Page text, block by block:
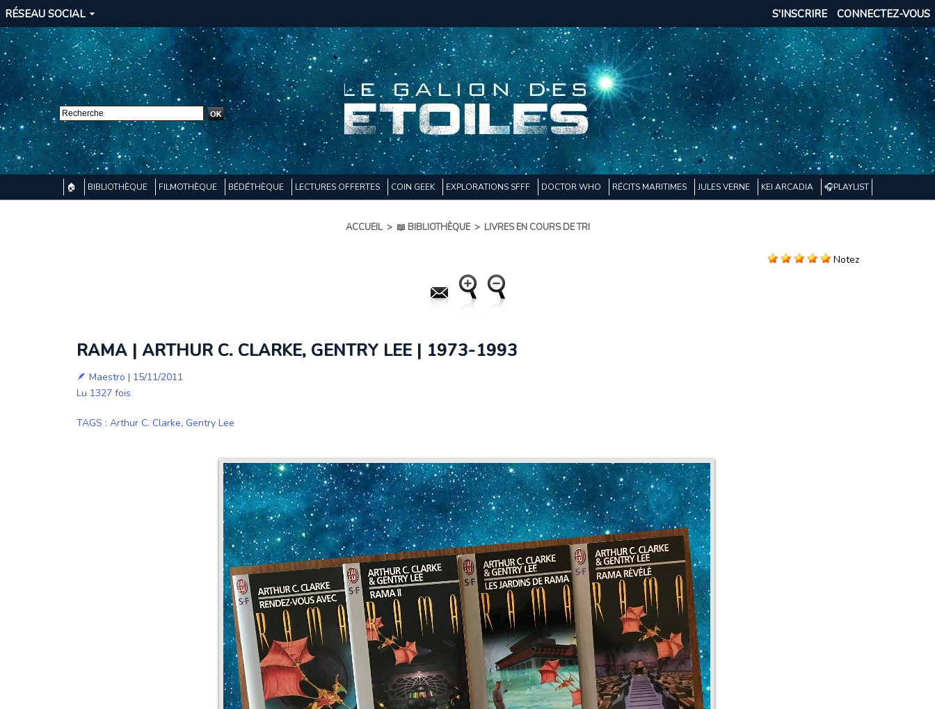
RÉSEAU SOCIAL CONNECTEZ-VOUS
S'INSCRIRE
🏠 BIBLIOTHÈQUE FILMOTHÈQUE BÉDÉTHÈQUE LECTURES OFFERTES COIN GEEK EXPLORATIONS SFFF DOCTOR WHO RÉCITS MARITIMES JULES VERNE KEI ARCADIA 🎧PLAYLIST
ACCUEIL > 📖 BIBLIOTHÈQUE > LIVRES EN COURS DE TRI
Notez
RAMA | ARTHUR C. CLARKE, GENTRY LEE | 1973-1993
🪶 Maestro | 15/11/2011
Lu 1327 fois
TAGS : Arthur C. Clarke, Gentry Lee